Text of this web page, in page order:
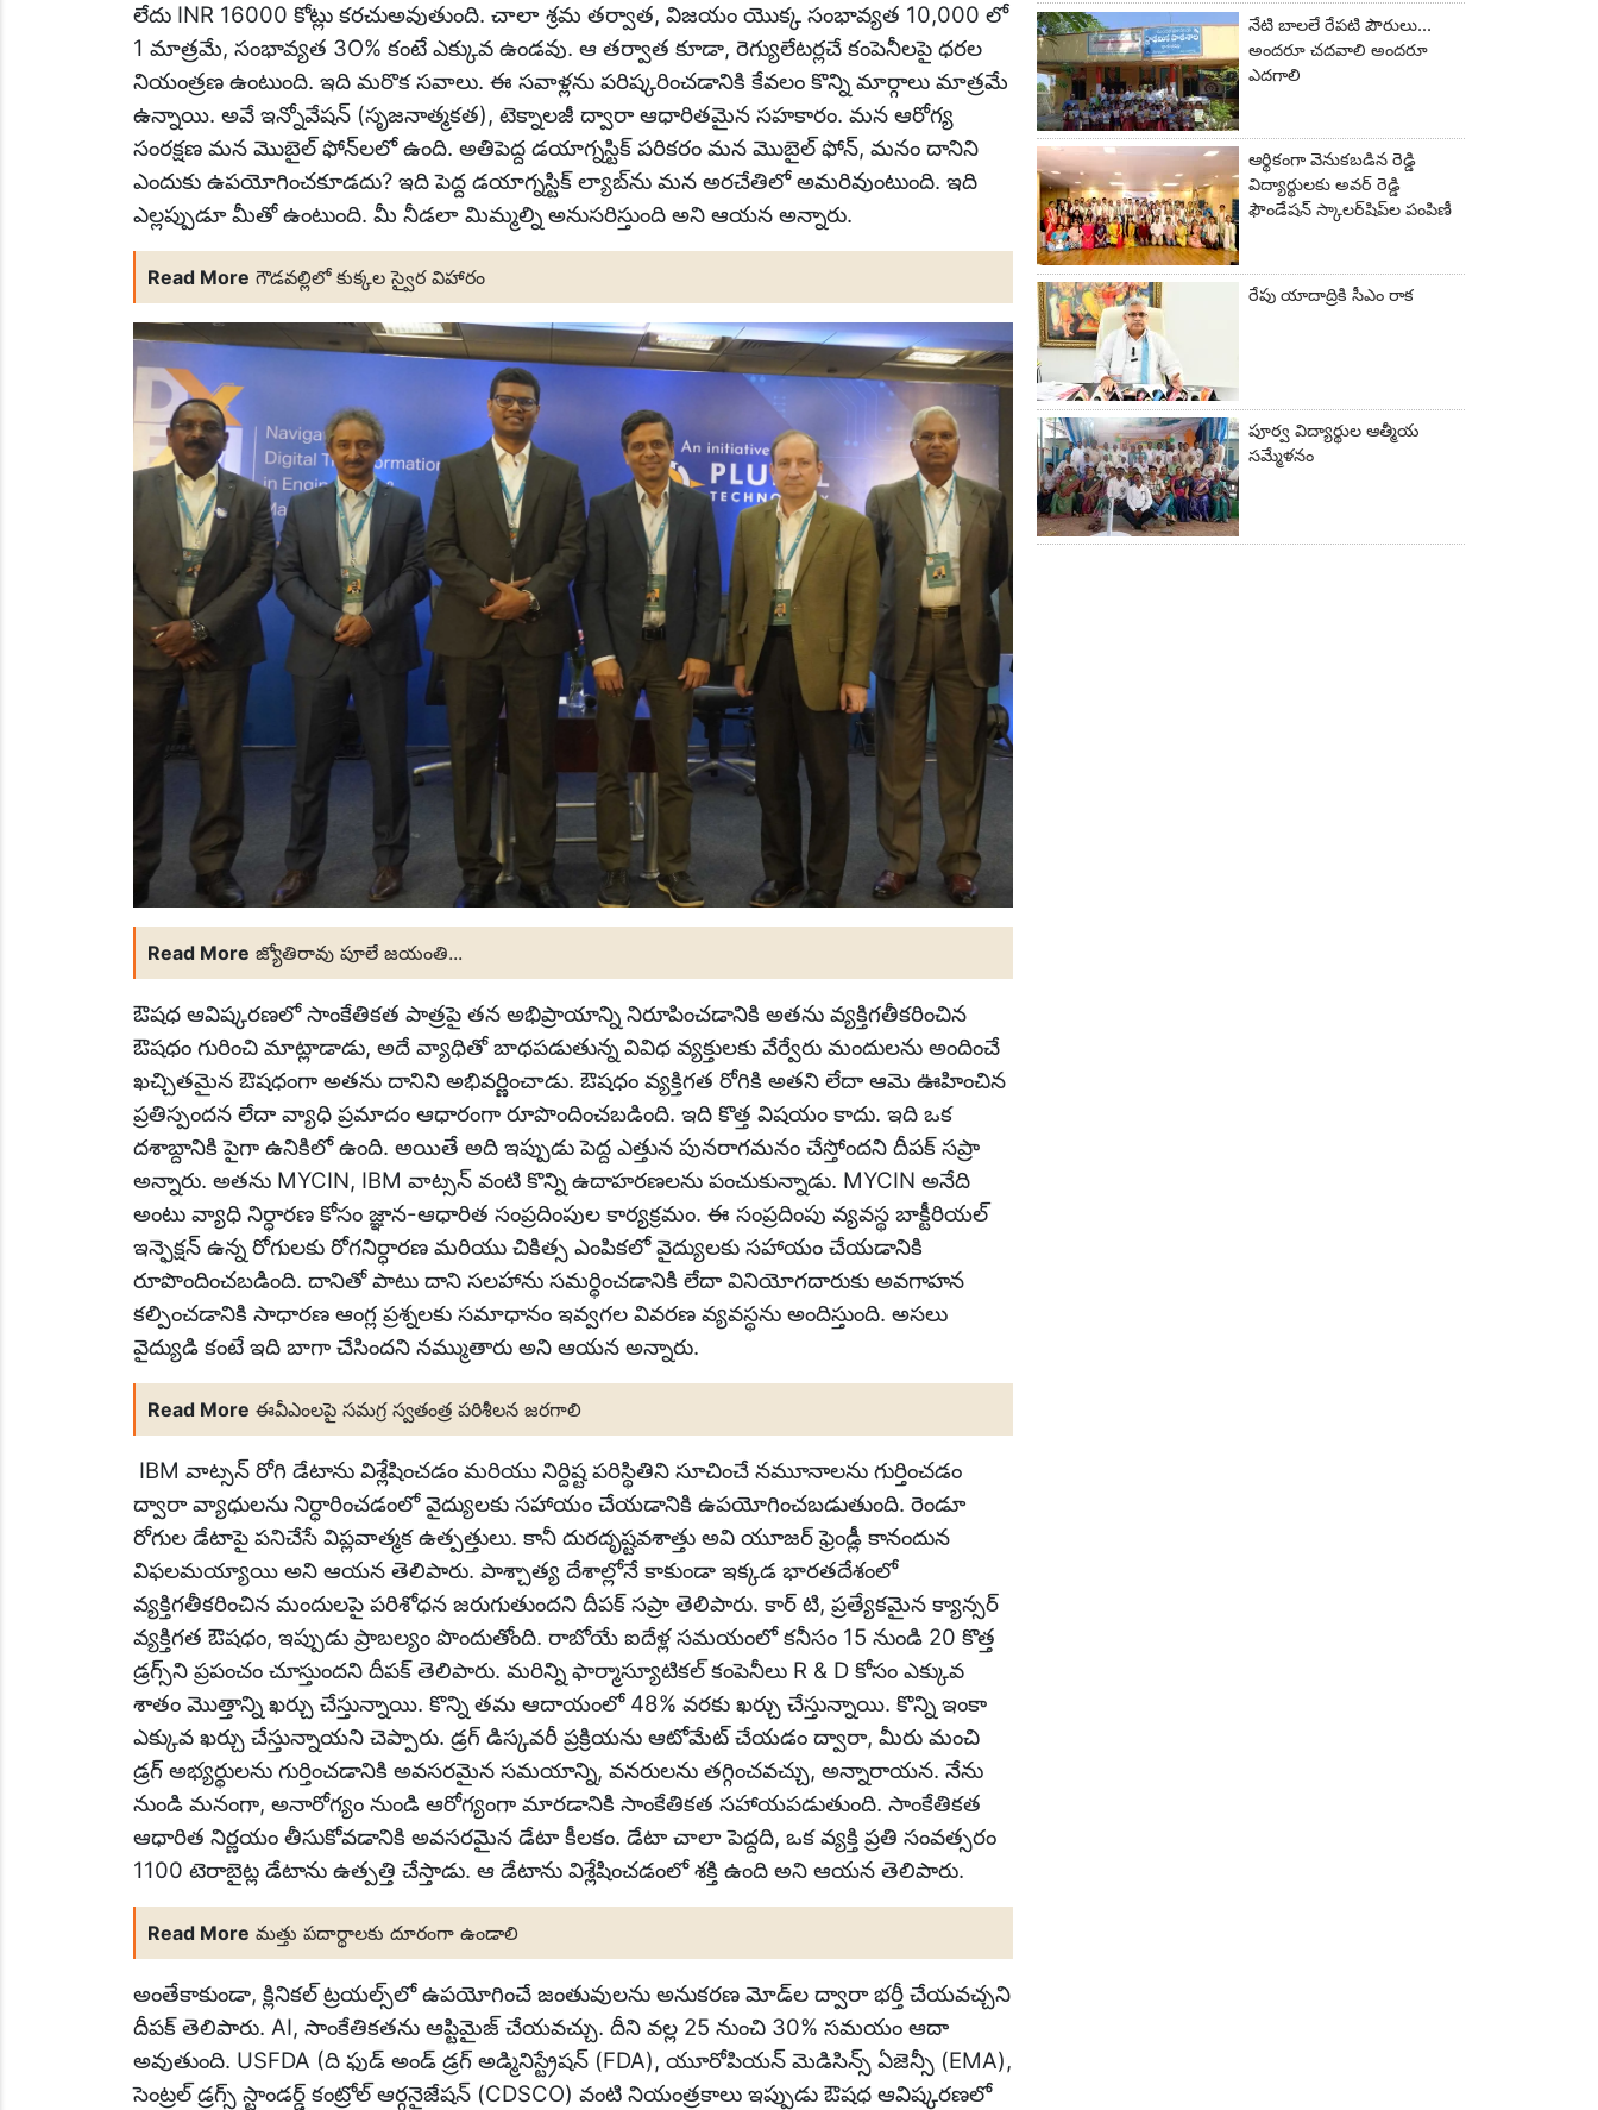
లేదు INR 16000 కోట్లు కరచుఅవుతుంది. చాలా శ్రమ తర్వాత, విజయం యొక్క సంభావ్యత 10,000 లో
1 మాత్రమే, సంభావ్యత 3O% కంటే ఎక్కువ ఉండవు. ఆ తర్వాత కూడా, రెగ్యులేటర్లచే కంపెనీలపై ధరల
నియంత్రణ ఉంటుంది. ఇది మరొక సవాలు. ఈ సవాళ్లను పరిష్కరించడానికి కేవలం కొన్ని మార్గాలు మాత్రమే
ఉన్నాయి. అవే ఇన్నోవేషన్ (సృజనాత్మకత), టెక్నాలజీ ద్వారా ఆధారితమైన సహకారం. మన ఆరోగ్య
సంరక్షణ మన మొబైల్ ఫోన్‌లలో ఉంది. అతిపెద్ద డయాగ్నస్టిక్ పరికరం మన మొబైల్ ఫోన్, మనం దానిని
ఎందుకు ఉపయోగించకూడదు? ఇది పెద్ద డయాగ్నస్టిక్ ల్యాబ్‌ను మన అరచేతిలో అమరివుంటుంది. ఇది
ఎల్లప్పుడూ మీతో ఉంటుంది. మీ నీడలా మిమ్మల్ని అనుసరిస్తుంది అని ఆయన అన్నారు.
Read More గౌడవల్లిలో కుక్కల స్వైర విహారం
Read More జ్యోతిరావు పూలే జయంతి...
ఔషధ ఆవిష్కరణలో సాంకేతికత పాత్రపై తన అభిప్రాయాన్ని నిరూపించడానికి అతను వ్యక్తిగతీకరించిన
ఔషధం గురించి మాట్లాడాడు, అదే వ్యాధితో బాధపడుతున్న వివిధ వ్యక్తులకు వేర్వేరు మందులను అందించే
ఖచ్చితమైన ఔషధంగా అతను దానిని అభివర్ణించాడు. ఔషధం వ్యక్తిగత రోగికి అతని లేదా ఆమె ఊహించిన
ప్రతిస్పందన లేదా వ్యాధి ప్రమాదం ఆధారంగా రూపొందించబడింది. ఇది కొత్త విషయం కాదు. ఇది ఒక
దశాబ్దానికి పైగా ఉనికిలో ఉంది. అయితే అది ఇప్పుడు పెద్ద ఎత్తున పునరాగమనం చేస్తోందని దీపక్ సప్రా
అన్నారు. అతను MYCIN, IBM వాట్సన్ వంటి కొన్ని ఉదాహరణలను పంచుకున్నాడు. MYCIN అనేది
అంటు వ్యాధి నిర్ధారణ కోసం జ్ఞాన-ఆధారిత సంప్రదింపుల కార్యక్రమం. ఈ సంప్రదింపు వ్యవస్థ బాక్టీరియల్
ఇన్ఫెక్షన్ ఉన్న రోగులకు రోగనిర్ధారణ మరియు చికిత్స ఎంపికలో వైద్యులకు సహాయం చేయడానికి
రూపొందించబడింది. దానితో పాటు దాని సలహాను సమర్థించడానికి లేదా వినియోగదారుకు అవగాహన
కల్పించడానికి సాధారణ ఆంగ్ల ప్రశ్నలకు సమాధానం ఇవ్వగల వివరణ వ్యవస్థను అందిస్తుంది. అసలు
వైద్యుడి కంటే ఇది బాగా చేసిందని నమ్ముతారు అని ఆయన అన్నారు.
Read More ఈవీఎంలపై సమగ్ర స్వతంత్ర పరిశీలన జరగాలి
IBM వాట్సన్ రోగి డేటాను విశ్లేషించడం మరియు నిర్దిష్ట పరిస్థితిని సూచించే నమూనాలను గుర్తించడం
ద్వారా వ్యాధులను నిర్ధారించడంలో వైద్యులకు సహాయం చేయడానికి ఉపయోగించబడుతుంది. రెండూ
రోగుల డేటాపై పనిచేసే విప్లవాత్మక ఉత్పత్తులు. కానీ దురదృష్టవశాత్తు అవి యూజర్ ఫ్రెండ్లీ కానందున
విఫలమయ్యాయి అని ఆయన తెలిపారు. పాశ్చాత్య దేశాల్లోనే కాకుండా ఇక్కడ భారతదేశంలో
వ్యక్తిగతీకరించిన మందులపై పరిశోధన జరుగుతుందని దీపక్ సప్రా తెలిపారు. కార్ టి, ప్రత్యేకమైన క్యాన్సర్
వ్యక్తిగత ఔషధం, ఇప్పుడు ప్రాబల్యం పొందుతోంది. రాబోయే ఐదేళ్ల సమయంలో కనీసం 15 నుండి 20 కొత్త
డ్రగ్స్‌ని ప్రపంచం చూస్తుందని దీపక్ తెలిపారు. మరిన్ని ఫార్మాస్యూటికల్ కంపెనీలు R & D కోసం ఎక్కువ
శాతం మొత్తాన్ని ఖర్చు చేస్తున్నాయి. కొన్ని తమ ఆదాయంలో 48% వరకు ఖర్చు చేస్తున్నాయి. కొన్ని ఇంకా
ఎక్కువ ఖర్చు చేస్తున్నాయని చెప్పారు. డ్రగ్ డిస్కవరీ ప్రక్రియను ఆటోమేట్ చేయడం ద్వారా, మీరు మంచి
డ్రగ్ అభ్యర్థులను గుర్తించడానికి అవసరమైన సమయాన్ని, వనరులను తగ్గించవచ్చు, అన్నారాయన. నేను
నుండి మనంగా, అనారోగ్యం నుండి ఆరోగ్యంగా మారడానికి సాంకేతికత సహాయపడుతుంది. సాంకేతికత
ఆధారిత నిర్ణయం తీసుకోవడానికి అవసరమైన డేటా కీలకం. డేటా చాలా పెద్దది, ఒక వ్యక్తి ప్రతి సంవత్సరం
1100 టెరాబైట్ల డేటాను ఉత్పత్తి చేస్తాడు. ఆ డేటాను విశ్లేషించడంలో శక్తి ఉంది అని ఆయన తెలిపారు.
Read More మత్తు పదార్థాలకు దూరంగా ఉండాలి
అంతేకాకుండా, క్లినికల్ ట్రయల్స్‌లో ఉపయోగించే జంతువులను అనుకరణ మోడ్‌ల ద్వారా భర్తీ చేయవచ్చని
దీపక్ తెలిపారు. AI, సాంకేతికతను ఆప్టిమైజ్ చేయవచ్చు. దీని వల్ల 25 నుంచి 30% సమయం ఆదా
అవుతుంది. USFDA (ది ఫుడ్ అండ్ డ్రగ్ అడ్మినిస్ట్రేషన్ (FDA), యూరోపియన్ మెడిసిన్స్ ఏజెన్సీ (EMA),
సెంట్రల్ డ్రగ్స్ స్టాండర్డ్ కంట్రోల్ ఆర్గనైజేషన్ (CDSCO) వంటి నియంత్రకాలు ఇప్పుడు ఔషధ ఆవిష్కరణలో
నేటి బాలలే రేపటి పౌరులు...
అందరూ చదవాలి అందరూ
ఎదగాలి
ఆర్థికంగా వెనుకబడిన రెడ్డి
విద్యార్థులకు అవర్ రెడ్డి
ఫౌండేషన్ స్కాలర్‌షిప్‌ల పంపిణీ
రేపు యాదాద్రికి సీఎం రాక
పూర్వ విద్యార్థుల ఆత్మీయ
సమ్మేళనం